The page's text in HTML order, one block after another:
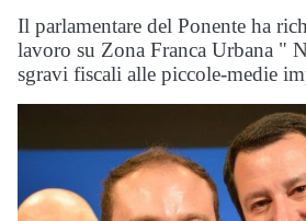
Il parlamentare del Ponente ha
lavoro su Zona Franca Urbana "
sgravi fiscali alle piccole-medie